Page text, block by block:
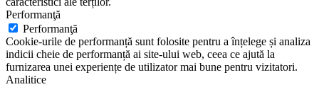
Performanţă
Performanţă
Cookie-urile de performanță sunt folosite pentru a înțelege și analiza
indicii cheie de performanță ai site-ului web, ceea ce ajută la
furnizarea unei experiențe de utilizator mai bune pentru vizitatori.
Analitice